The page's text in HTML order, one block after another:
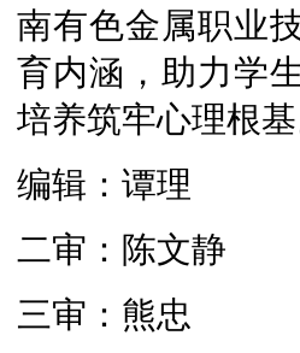
南有色金属职业
育内涵，助力学
培养筑牢心理根基
编辑：谭理
二审：陈文静
三审：熊忠